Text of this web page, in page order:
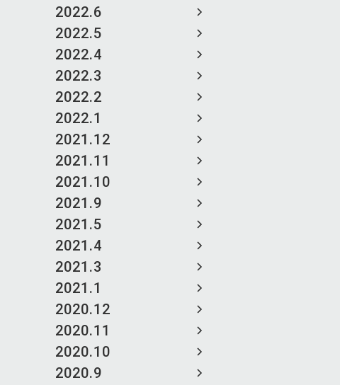
2022.6
2022.5
2022.4
2022.3
2022.2
2022.1
2021.12
2021.11
2021.10
2021.9
2021.5
2021.4
2021.3
2021.1
2020.12
2020.11
2020.10
2020.9